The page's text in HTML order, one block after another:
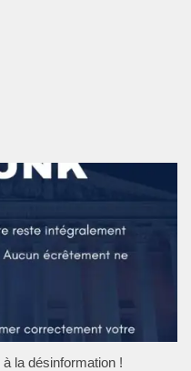
la désinformation !